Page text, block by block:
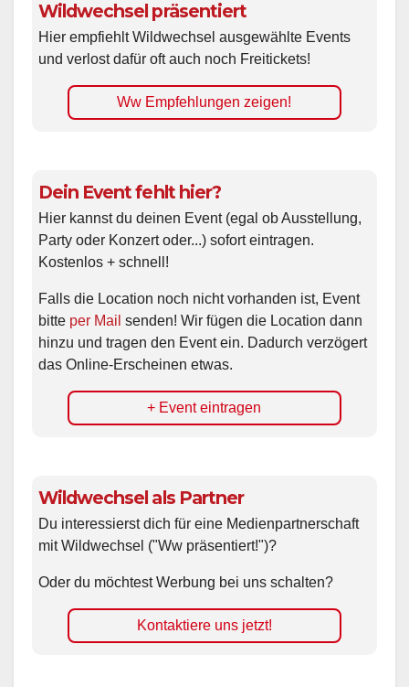
Wildwechsel präsentiert
Hier empfiehlt Wildwechsel ausgewählte Events
und verlost dafür oft auch noch Freitickets!
Ww Empfehlungen zeigen!
Dein Event fehlt hier?
Hier kannst du deinen Event (egal ob Ausstellung,
Party oder Konzert oder...) sofort eintragen.
Kostenlos + schnell!
Falls die Location noch nicht vorhanden ist, Event
bitte per Mail senden! Wir fügen die Location dann
hinzu und tragen den Event ein. Dadurch verzögert
das Online-Erscheinen etwas.
+ Event eintragen
Wildwechsel als Partner
Du interessierst dich für eine Medienpartnerschaft
mit Wildwechsel ("Ww präsentiert!")?
Oder du möchtest Werbung bei uns schalten?
Kontaktiere uns jetzt!